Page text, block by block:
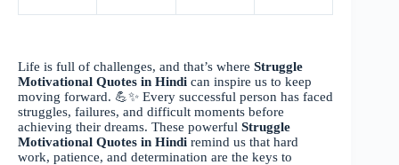
Life is full of challenges, and that’s where Struggle
Motivational Quotes in Hindi can inspire us to keep
moving forward. 💪✨ Every successful person has faced
struggles, failures, and difficult moments before
achieving their dreams. These powerful Struggle
Motivational Quotes in Hindi remind us that hard
work, patience, and determination are the keys to